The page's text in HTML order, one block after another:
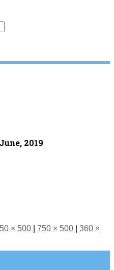
2019
× 500 750 × 500
360 ×